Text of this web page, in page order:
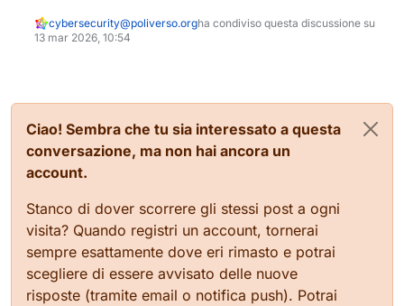
cybersecurity@poliverso.orgha condiviso questa discussione su
13 mar 2026, 10:54
Ciao! Sembra che tu sia interessato a questa
conversazione, ma non hai ancora un
account.
Stanco di dover scorrere gli stessi post a ogni
visita? Quando registri un account, tornerai
sempre esattamente dove eri rimasto e potrai
scegliere di essere avvisato delle nuove
risposte (tramite email o notifica push). Potrai